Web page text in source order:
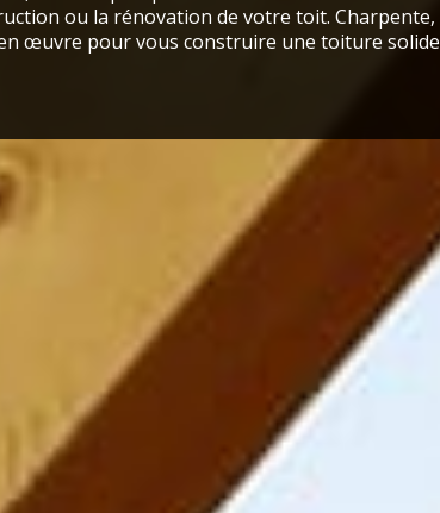
ou la rénovation de votre toit. Charpente,
œuvre pour vous construire une toiture solide